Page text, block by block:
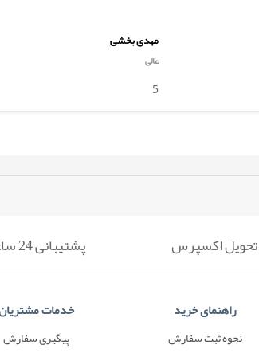
مهدی بخشی
عالی
5
تحویل اکسپرس پشتیبانی 24 ساعته
راهنمای خرید
نحوه ثبت سفارش
خدمات
پیگیری سفارش